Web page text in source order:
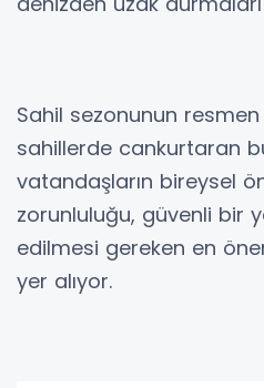
Sahil sezonunun
sahillerde cankurtaran
vatandaşların bireysel
zorunluluğu, güvenli bir
edilmesi gereken en
yer alıyor.